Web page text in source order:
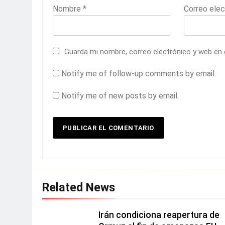
Nombre * Correo
Guarda mi nombre, correo electrónico y web
Notify me of follow-up comments by email.
Notify me of new posts by email.
Related News
Irán condiciona reapertura de